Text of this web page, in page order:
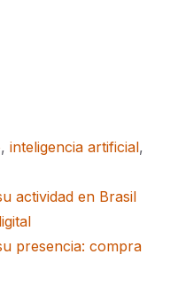
, inteligencia artificial,
actividad en Brasil
presencia: compra